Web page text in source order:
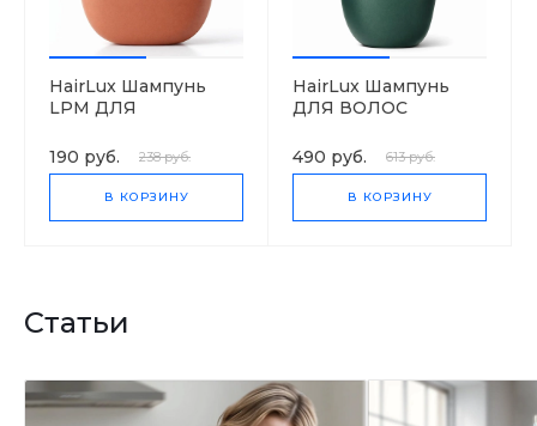
HairLux Шампунь
LPM ДЛЯ
ВОЛОС ЯБЛОКО И
ОЛИВА
190 руб. 238 руб.
В КОРЗИНУ
HairLux Шампунь
ДЛЯ ВОЛОС
490 руб.
613 руб.
В КОРЗИНУ
Статьи